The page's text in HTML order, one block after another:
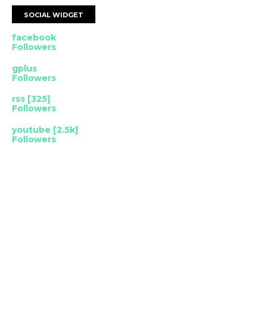
SOCIAL WIDGET
facebook
Followers
gplus
Followers
rss [325]
Followers
youtube [2.5k]
Followers